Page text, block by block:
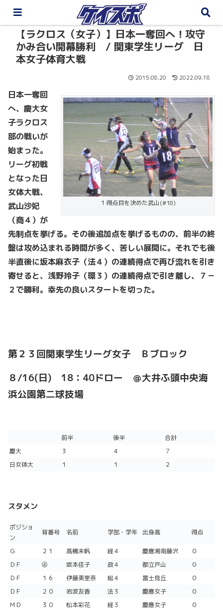
【ラクロス（女子）】日本一奪回へ！攻守
かみ合い開幕勝利 / 関東学生リーグ 日
本女子体育大戦
2015.08.20 2022.09.18
１得点目を決めた武山(#18)
日本一奪回
へ、慶大女
子ラクロス
部の戦いが
始まった。
リーグ初戦
となった日
女体大戦、
武山沙妃
（商４）が
先制点を挙げる。その後追加点を挙げるものの、前半の終
盤は攻め込まれる時間が多く、苦しい展開に。それでも後
半直後に坂本麻衣子（法４）の連続得点で再び流れを引き
寄せると、浅野玲子（環３）の連続得点で引き離し、７－
２で勝利。幸先の良いスタートを切った。
第２３回関東学生リーグ女子 Ｂブロック
８/16(日) 18：40ドロー ＠大井ふ頭中央海
浜公園第二球技場
前半 後半
合計
慶大
３ ４
７
日女体大
１ １ ２
スタメン
ポジショ
ン
背番号 名前 学部・学年 出身高 得点
Ｇ ２１ 高橋未帆 経４ 慶應湘南藤沢
０
ＤＦ
④ 坂本佳子 政４ 都立戸山
０
ＤＦ
１６ 伊藤美里奈 総４ 富士見丘
０
ＤＦ
２０ 岩波友香 法３ 慶應女子
０
ＭＤ
３０ 松本彩花 経３ 慶應女子
０